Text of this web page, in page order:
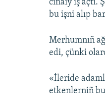
cinaiy iş açtı.
bu işni alıp
Merhumnıñ
edi, çünki
«İleride
etkenlerniñ